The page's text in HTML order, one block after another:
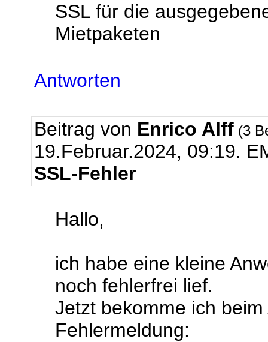
SSL für die
Mietpaketen
Antworten
Beitrag von Enrico Alff (3
19.Februar.2024, 09:19.
SSL-Fehler
Hallo,
ich habe eine kleine
noch fehlerfrei lief.
Jetzt bekomme ich
Fehlermeldung: